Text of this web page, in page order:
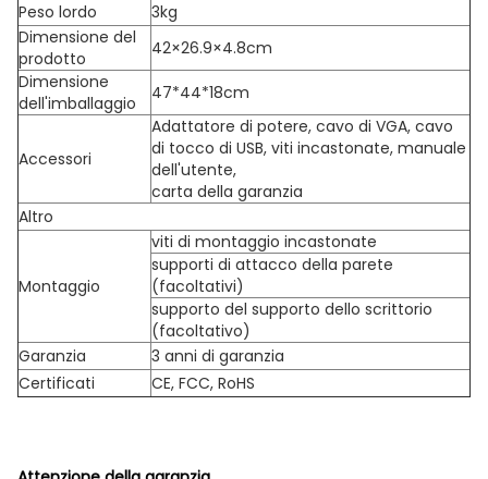
Peso lordo
3kg
Dimensione del
prodotto
42×26.9×4.8cm
Dimensione
dell'imballaggio
47*44*18cm
Accessori
Adattatore di potere, cavo di VGA, cavo
di tocco di USB, viti incastonate, manuale
dell'utente,
carta della garanzia
Altro
Montaggio
viti di montaggio incastonate
supporti di attacco della parete
(facoltativi)
supporto del supporto dello scrittorio
(facoltativo)
Garanzia
3 anni di garanzia
Certificati
CE, FCC, RoHS